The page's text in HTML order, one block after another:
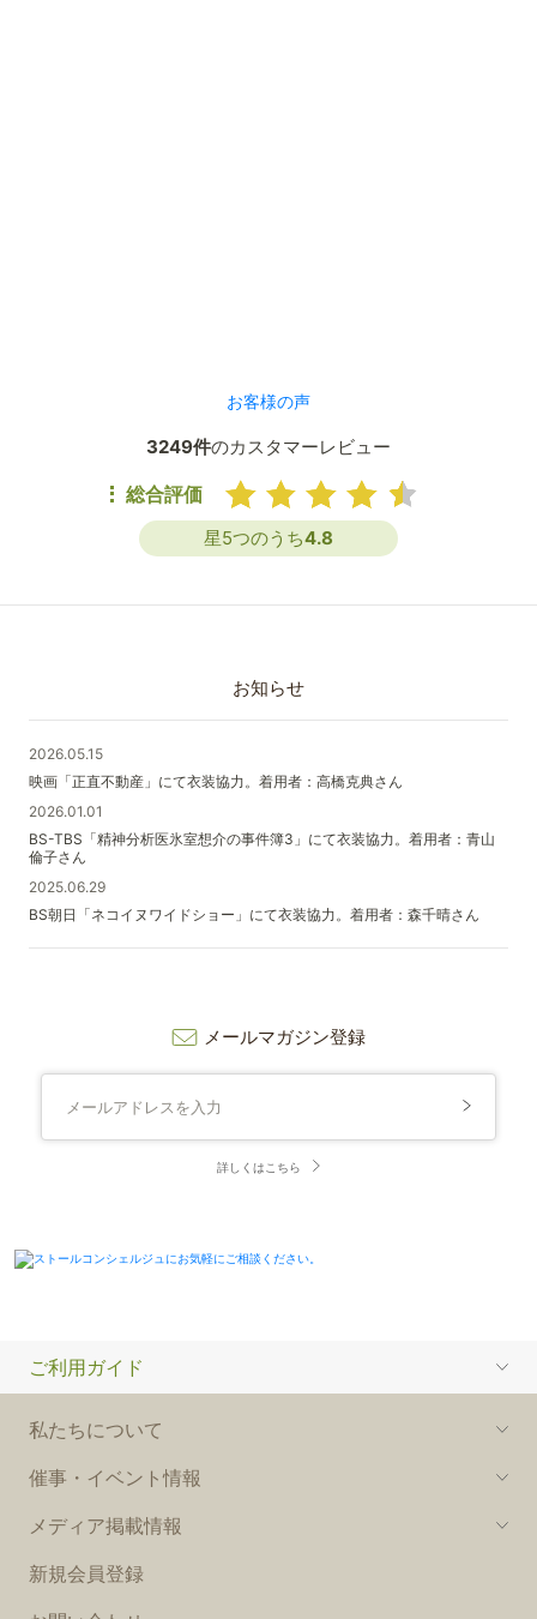
お客様の声
3249件のカスタマーレビュー
総合評価
星5つのうち4.8
お知らせ
2026.05.15
映画「正直不動産」にて衣装協力。着用者：高橋克典さん
2026.01.01
BS-TBS「精神分析医氷室想介の事件簿3」にて衣装協力。着用者：青山
倫子さん
2025.06.29
BS朝日「ネコイヌワイドショー」にて衣装協力。着用者：森千晴さん
メールマガジン登録
詳しくはこちら
ご利用ガイド
私たちについて
催事・イベント情報
メディア掲載情報
新規会員登録